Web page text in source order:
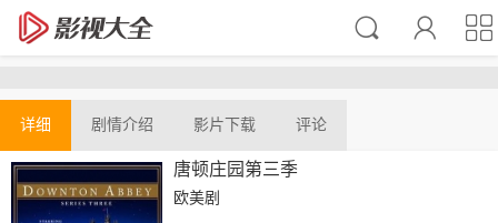
详细 剧情介绍 影片下载 评论
唐顿庄园第三季
欧美剧